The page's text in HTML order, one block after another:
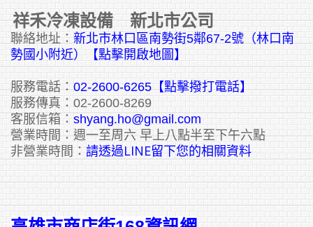
祥禾冷凍設備 新北市公司
聯絡地址： 新北市林口區南勢街5鄰67-2號（林口南
勢國小附近）【點擊開啟地圖】
服務電話： 02-2600-6265 【點擊撥打電話】
服務傳真：02-2600-8269
客服信箱： shyang.ho@gmail.com
營業時間：週一至周六 早上八點半至下午六點
非營業時間： 請透過LINE留下您的相關資料